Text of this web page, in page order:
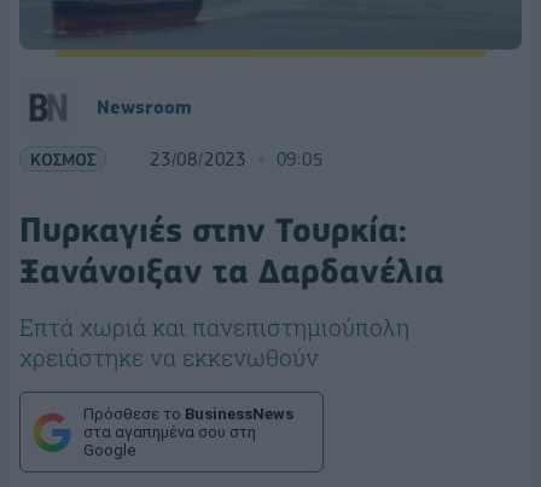
Newsroom
ΚΟΣΜΟΣ 23/08/2023 09:05
Πυρκαγιές στην Τουρκία:
Ξανάνοιξαν τα Δαρδανέλια
Επτά χωριά και πανεπιστημιούπολη
χρειάστηκε να εκκενωθούν
Πρόσθεσε το BusinessNews
στα αγαπημένα σου στη
Google